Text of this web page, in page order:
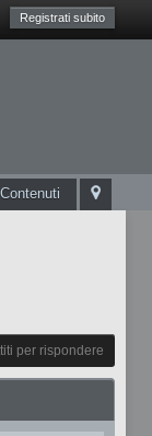
Registrati subito
per rispondere